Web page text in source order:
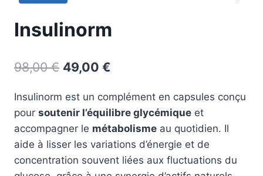
Insulinorm
98,00€ Le
initial
était :
98,00 €.
49,00 €
actuel
est :
49,00 €.
Insulinorm est un complément en capsules conçu
pour soutenir l’équilibre glycémique et
accompagner le métabolisme au quotidien. Il
aide à lisser les variations d’énergie et de
concentration souvent liées aux fluctuations du